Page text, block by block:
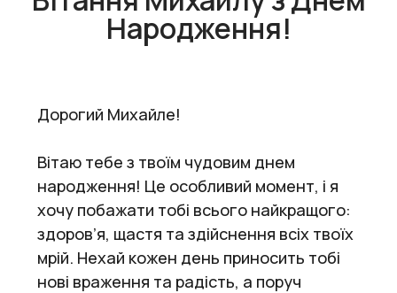
Народження!
Дорогий Михайле!
Вітаю тебе з твоїм чудовим днем
народження! Це особливий момент, і я
хочу побажати тобі всього найкращого:
здоров’я, щастя та здійснення всіх твоїх
мрій. Нехай кожен день приносить тобі
нові враження та радість, а поруч